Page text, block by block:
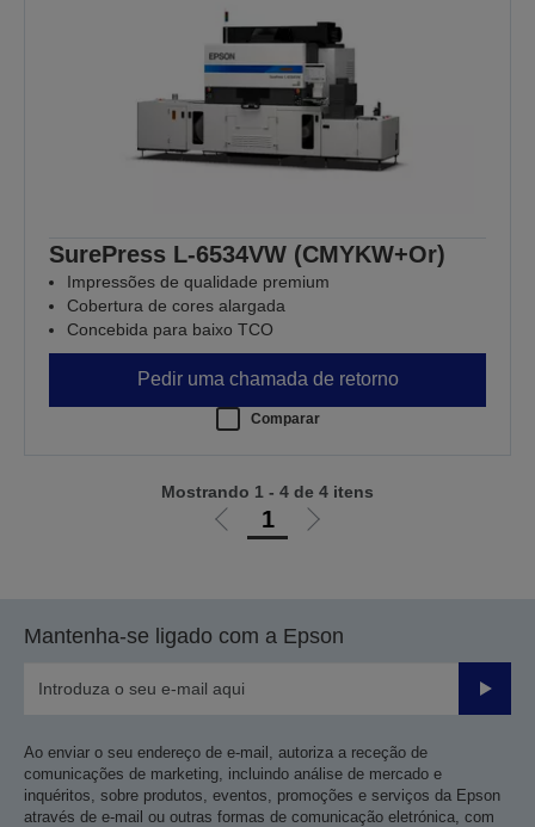
SurePress L-6534VW (CMYKW+Or)
Impressões de qualidade premium
Cobertura de cores alargada
Concebida para baixo TCO
Pedir uma chamada de retorno
Comparar
Ir
anterior
1
Ir
página
Mostrando 1 - 4 de 4 itens
Mantenha-se ligado com a Epson
Enviar
Ao enviar o seu endereço de e-mail, autoriza a receção de
comunicações de marketing, incluindo análise de mercado e
inquéritos, sobre produtos, eventos, promoções e serviços da Epson
através de e-mail ou outras formas de comunicação eletrónica, com